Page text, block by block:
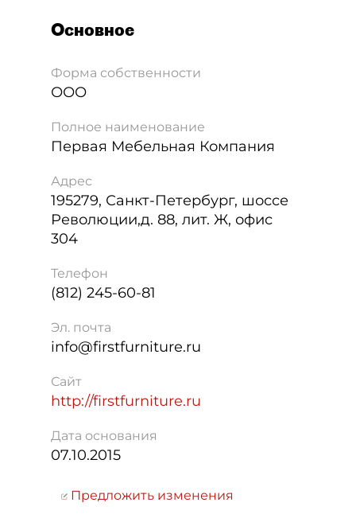
Основное
Форма собственности
ООО
Полное наименование
Первая Мебельная Компания
Адрес
195279, Санкт-Петербург, шоссе
Революции,д. 88, лит. Ж, офис
304
Телефон
(812) 245-60-81
Эл. почта
info@firstfurniture.ru
Сайт
http://firstfurniture.ru
Дата основания
07.10.2015
Предложить изменения